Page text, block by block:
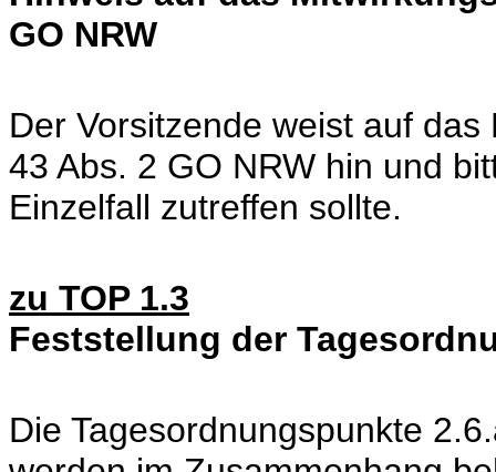
GO NRW
Der Vorsitzende weist auf
43 Abs. 2 GO NRW hin und
Einzelfall zutreffen sollte.
zu TOP 1.3
Feststellung der
Die Tagesordnungspunkte